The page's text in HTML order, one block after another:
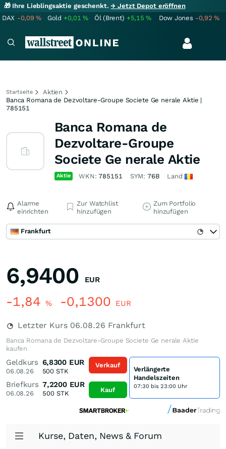
🎁 Ihre Lieblingsaktie geschenkt.→ Jetzt Depot eröffnen
DAX -0,09% Gold +0,01% Öl (Brent) +5,15% Dow Jones -0,92%
Startseite
Aktien
Banca Romana de Dezvoltare-Groupe Societe Ge nerale Aktie |
785151
Banca Romana de
Dezvoltare-Groupe
Societe Ge nerale Aktie
Aktie WKN:785151 SYM: 76B Land
Alarme
einrichten
Zur Watchlist
hinzufügen
Zum Portfolio
hinzufügen
Frankfurt
6,9400 EUR
-1,84 % -0,1300 EUR
Letzter Kurs 06.08.26 Frankfurt
Banca Romana de Dezvoltare-Groupe Societe Ge nerale Aktie
kaufen
Geldkurs
06.08.26
6,8300 EUR
500 STK
Briefkurs
06.08.26
7,2200 EUR
500STK
Verkauf
Kauf
Verlängerte
Handelszeiten
07:30 bis 23:00 Uhr
Kurse, Daten, News & Forum